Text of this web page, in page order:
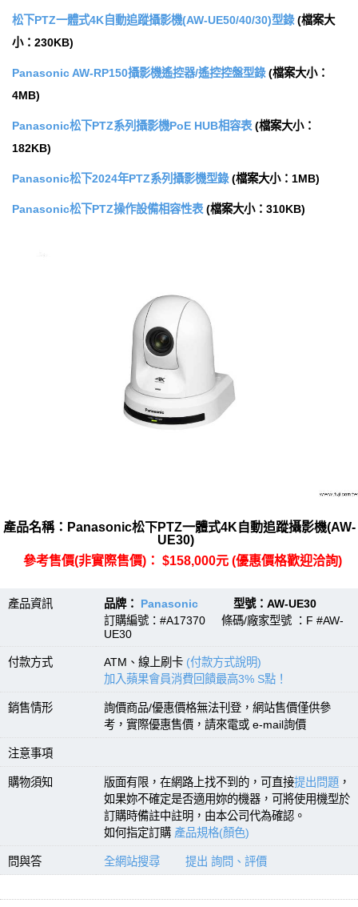
松下PTZ一體式4K自動追蹤攝影機(AW-UE50/40/30)型錄(檔案大
小：230KB)
Panasonic AW-RP150攝影機遙控器/遙控控盤型錄(檔案大小：
4MB)
Panasonic松下PTZ系列攝影機PoE HUB相容表(檔案大小：
182KB)
Panasonic松下2024年PTZ系列攝影機型錄(檔案大小：1MB)
Panasonic松下PTZ操作設備相容性表(檔案大小：310KB)
產品名稱：Panasonic松下PTZ一體式4K自動追蹤攝影機(AW-
UE30)
參考售價(非實際售價)： $158,000元 (優惠價格歡迎洽詢)
產品資訊 品牌： Panasonic 型號：AW-UE30
訂購編號：#A17370 條碼/廠家型號 ：F #AW-
UE30
付款方式 ATM、線上刷卡 (付款方式說明)
加入蘋果會員消費回饋最高3% S點！
銷售情形
詢價商品/優惠價格無法刊登，網站售價僅供參
考，實際優惠售價，請來電或 e-mail詢價
注意事項
購物須知 版面有限，在網路上找不到的，可直接提出問題 ，
如果妳不確定是否適用妳的機器，可將使用機型於
訂購時備註中註明，由本公司代為確認。
如何指定訂購 產品規格(顏色)
問與答 全網站搜尋 提出 詢問、評價